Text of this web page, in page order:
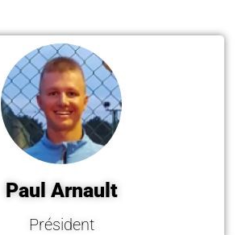
Paul Arnault
Président